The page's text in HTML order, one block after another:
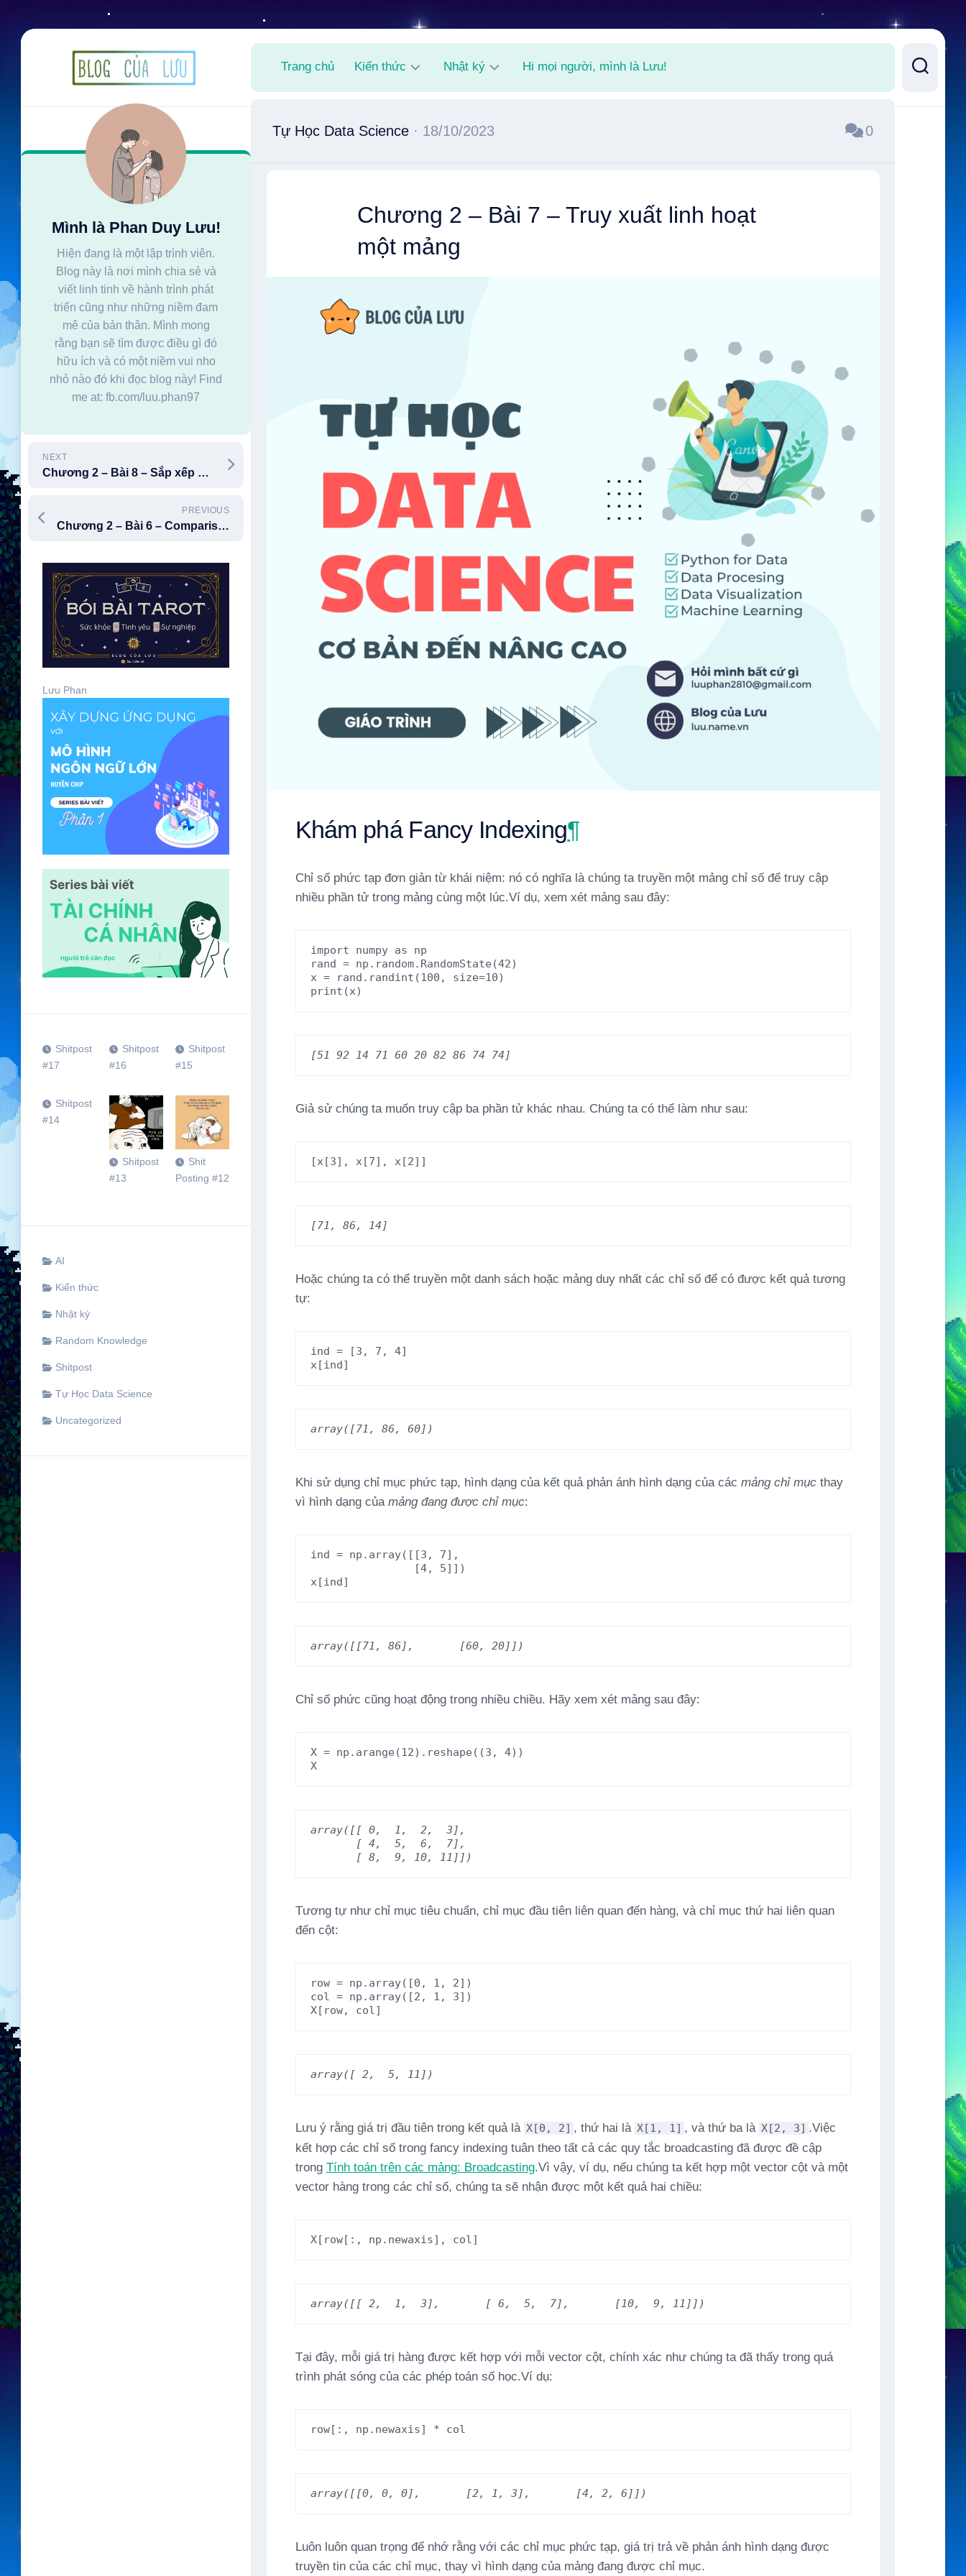
content
Mình là Phan Duy Lưu!
Hiện đang là một lập trình viên.
Blog này là nơi mình chia sẻ và
viết linh tinh về hành trình phát
triển cũng như những niềm đam
mê của bản thân. Mình mong
rằng bạn sẽ tìm được điều gì đó
hữu ích và có một niềm vui nho
nhỏ nào đó khi đọc blog này! Find
me at: fb.com/luu.phan97
NEXT
Chương 2 – Bài 8 – Sắp xếp mảng
PREVIOUS
Chương 2 – Bài 6 – Comparisons, Masks, and Boolean Logic
Lưu Phan
Shitpost
#17
Shitpost
#16
Shitpost
#15
Shitpost
#14
Shitpost
#13
Shit
Posting #12
AI
Kiến thức
Nhật ký
Random Knowledge
Shitpost
Tự Học Data Science
Uncategorized
Trang chủ Kiến thức Nhật ký Hi mọi người, mình là Lưu!
Tự Học Data Science · 18/10/2023 0
Chương 2 – Bài 7 – Truy xuất linh hoạt
một mảng
Khám phá Fancy Indexing¶
Chỉ số phức tạp đơn giản từ khái niệm: nó có nghĩa là chúng ta truyền một mảng chỉ số để truy cập
nhiều phần tử trong mảng cùng một lúc.Ví dụ, xem xét mảng sau đây:
import numpy as
np
rand = np.random.RandomState(42)
x = rand.randint(100,
size=10)
print(x)
[51 92 14 71 60 20 82 86 74 74]
Giả sử chúng ta muốn truy cập ba phần tử khác nhau. Chúng ta có thể làm như sau:
[x[3], x[7], x[2]]
[71, 86, 14]
Hoặc chúng ta có thể truyền một danh sách hoặc mảng duy nhất các chỉ số để có được kết quả tương
tự:
ind = [3, 7,
4]
x[ind]
array([71, 86, 60])
Khi sử dụng chỉ mục phức tạp, hình dạng của kết quả phản ánh hình dạng của các mảng chỉ mụcthay
vì hình dạng của mảng đang được chỉ mục:
ind = np.array([[3,
7],
[4,
5]])
x[ind]
array([[71, 86],       [60, 20]])
Chỉ số phức cũng hoạt động trong nhiều chiều. Hãy xem xét mảng sau đây:
X = np.arange(12).reshape((3,
4))
X
array([[ 0,  1,  2,  3],
       [ 4,  5,  6,  7],
       [ 8,  9, 10, 11]])
Tương tự như chỉ mục tiêu chuẩn, chỉ mục đầu tiên liên quan đến hàng, và chỉ mục thứ hai liên quan
đến cột:
row = np.array([0, 1,
2])
col = np.array([2, 1,
3])
X[row,
col]
array([ 2,  5, 11])
Lưu ý rằng giá trị đầu tiên trong kết quả là X[0, 2] , thứ hai là X[1, 1] , và thứ ba là X[2, 3] .Việc
kết hợp các chỉ số trong fancy indexing tuân theo tất cả các quy tắc broadcasting đã được đề cập
trong Tính toán trên các mảng: Broadcasting.Vì vậy, ví dụ, nếu chúng ta kết hợp một vector cột và một
vector hàng trong các chỉ số, chúng ta sẽ nhận được một kết quả hai chiều:
X[ row[:, np . newaxis], col]
array([[ 2,  1,  3],       [ 6,  5,  7],       [10,  9, 11]])
Tại đây, mỗi giá trị hàng được kết hợp với mỗi vector cột, chính xác như chúng ta đã thấy trong quá
trình phát sóng của các phép toán số học.Ví dụ:
row[:, np . newaxis] * col
array([[0, 0, 0],       [2, 1, 3],       [4, 2, 6]])
Luôn luôn quan trọng để nhớ rằng với các chỉ mục phức tạp, giá trị trả về phản ánh hình dạng được
truyền tin của các chỉ mục, thay vì hình dạng của mảng đang được chỉ mục.